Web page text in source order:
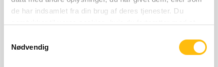
de har indsamlet fra din brug af deres tjenester. Du
NødvendigRelaterede produkter